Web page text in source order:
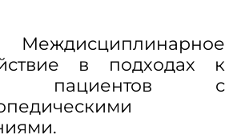
в подходах к
пациентов с